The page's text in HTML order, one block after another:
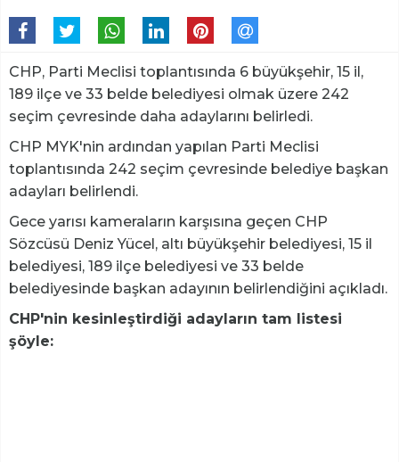
CHP, Parti Meclisi toplantısında 6 büyükşehir, 15 il,
189 ilçe ve 33 belde belediyesi olmak üzere 242
seçim çevresinde daha adaylarını belirledi.
CHP MYK'nin ardından yapılan Parti Meclisi
toplantısında 242 seçim çevresinde belediye başkan
adayları belirlendi.
Gece yarısı kameraların karşısına geçen CHP
Sözcüsü Deniz Yücel, altı büyükşehir belediyesi, 15 il
belediyesi, 189 ilçe belediyesi ve 33 belde
belediyesinde başkan adayının belirlendiğini açıkladı.
CHP'nin kesinleştirdiği adayların tam listesi
şöyle: